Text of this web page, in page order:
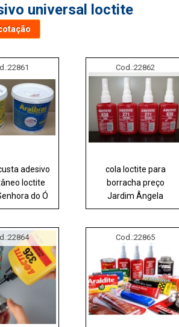
universal loctite
22861
adesivo
loctite
do Ó
Cod.:22862
cola loctite para
borracha preço
Jardim Ângela
22864 Cod.:22865